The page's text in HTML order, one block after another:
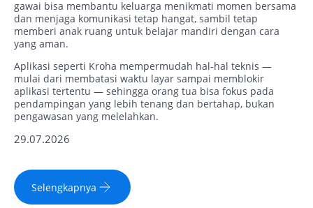
gawai bisa membantu keluarga menikmati momen bersama
dan menjaga komunikasi tetap hangat, sambil tetap
memberi anak ruang untuk belajar mandiri dengan cara
yang aman.
Aplikasi seperti Kroha mempermudah hal‑hal teknis —
mulai dari membatasi waktu layar sampai memblokir
aplikasi tertentu — sehingga orang tua bisa fokus pada
pendampingan yang lebih tenang dan bertahap, bukan
pengawasan yang melelahkan.
29.07.2026
Selengkapnya